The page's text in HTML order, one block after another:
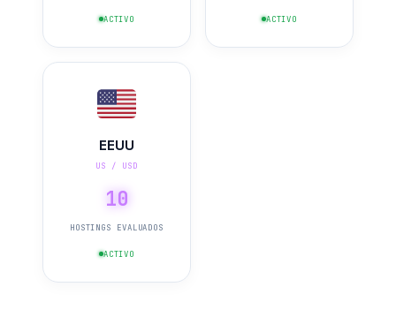
ACTIVO ACTIVO
EEUU
US / USD
10
HOSTINGS EVALUADOS
ACTIVO